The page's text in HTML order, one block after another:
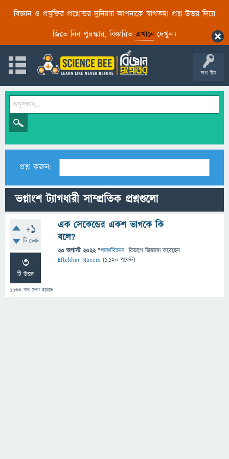
বিজ্ঞান ও প্রযুক্তির প্রশ্নোত্তর দুনিয়ায় আপনাকে স্বাগতম! প্রশ্ন-উত্তর দিয়ে
জিতে নিন পুরস্কার, বিস্তারিত এখানেদেখুন।
লগ ইন
প্রশ্ন করুন:
ভগ্নাংশ ট্যাগধারী সাম্প্রতিক প্রশ্নগুলো
+1
টি ভোট
3
টি উত্তর
1,133 বার দেখা হয়েছে
এক সেকেন্ডের একশ ভাগকে কি
বলে?
20 অগাস্ট 2022 "পদার্থবিজ্ঞান" বিভাগে জিজ্ঞাসাকরেছেন
Eftekhar Naeem (1,120 পয়েন্ট)